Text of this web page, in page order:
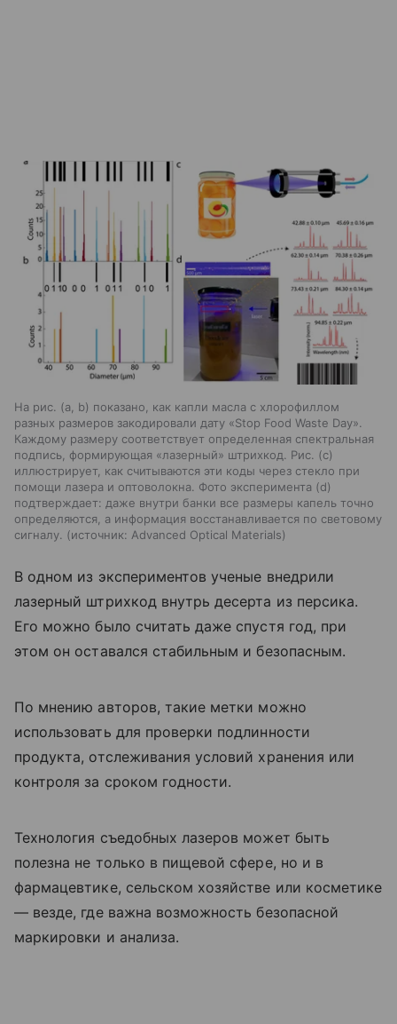
На рис. (a, b) показано, как капли масла с хлорофиллом
разных размеров закодировали дату «Stop Food Waste Day».
Каждому размеру соответствует определенная спектральная
подпись, формирующая «лазерный» штрихкод. Рис. (c)
иллюстрирует, как считываются эти коды через стекло при
помощи лазера и оптоволокна. Фото эксперимента (d)
подтверждает: даже внутри банки все размеры капель точно
определяются, а информация восстанавливается по световому
сигналу.
источник: Advanced Optical Materials
В одном из экспериментов ученые внедрили
лазерный штрихкод внутрь десерта из персика.
Его можно было считать даже спустя год, при
этом он оставался стабильным и безопасным.
По мнению авторов, такие метки можно
использовать для проверки подлинности
продукта, отслеживания условий хранения или
контроля за сроком годности.
Технология съедобных лазеров может быть
полезна не только в пищевой сфере, но и в
фармацевтике, сельском хозяйстве или косметике
— везде, где важна возможность безопасной
маркировки и анализа.